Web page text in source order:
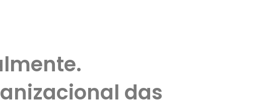
das